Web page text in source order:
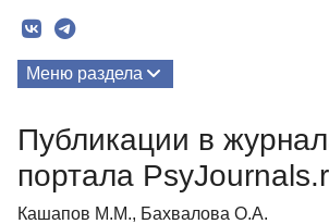
Меню раздела
Биография
Публикации в
портала
Кашапов М.М., Бахвалова О.А.